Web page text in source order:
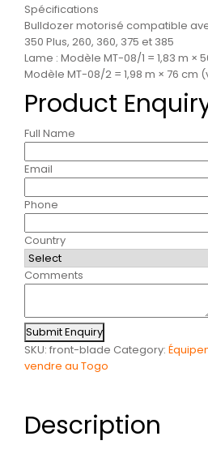
Spécifications
Bulldozer motorisé compatible
350 Plus, 260, 360, 375 et 385
Lame : Modèle MT-08/1 = 1,83 m ×
Modèle MT-08/2 = 1,98 m × 76 cm
Product
Full Name
Email
Phone
Country
Comments
Submit Enquiry
SKU: front-blade Category:
vendre au Togo
Description